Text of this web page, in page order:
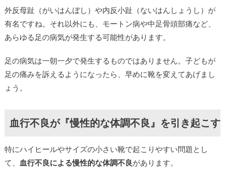
外反母趾（がいはんぼし）や内反小趾（ないはんしょうし）が
有名ですね。それ以外にも、モートン病や中足骨頭部痛など、
あらゆる足の病気が発生する可能性があります。
足の病気は一朝一夕で発生するものではありません。子どもが
足の痛みを訴えるようになったら、早めに靴を変えてあげまし
ょう。
血行不良が『慢性的な体調不良』を引き起こす
特にハイヒールやサイズの小さい靴で起こりやすい問題とし
て、
血行不良による慢性的な体調不良があります。